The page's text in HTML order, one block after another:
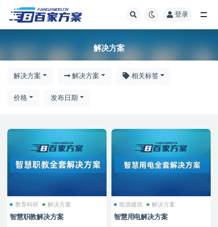
登录
解决方案
解决方案 解决方案 相关标签
价格 发布日期
教育科研 解决方案
智慧职教解决方案
能源建筑 解决方案
智慧用电解决方案